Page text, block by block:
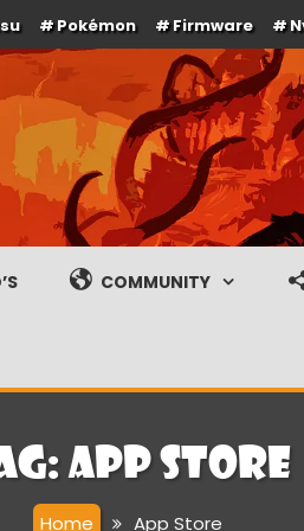
Pokémon Firmware
COMMUNITY
App Store
Home App Store